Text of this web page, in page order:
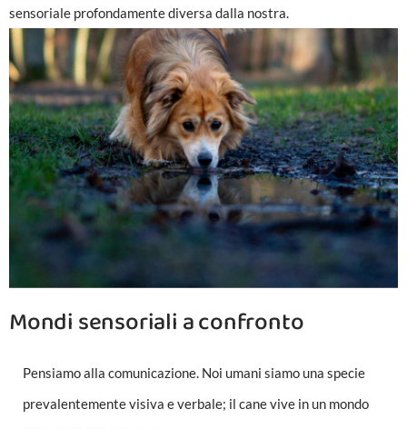
sensoriale profondamente diversa dalla nostra.
Mondi sensoriali a confronto
Pensiamo alla comunicazione. Noi umani siamo una specie
prevalentemente visiva e verbale; il cane vive in un mondo